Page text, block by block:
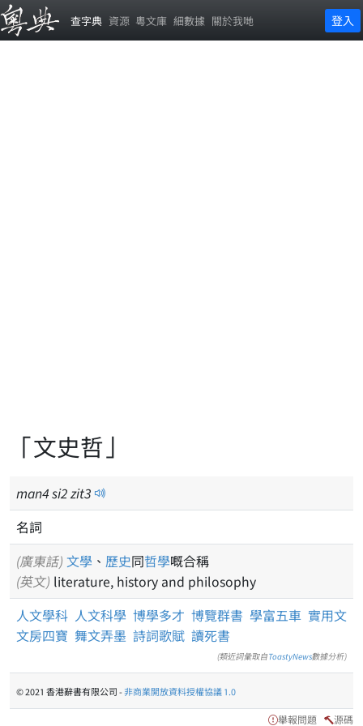
查字典 資源 粵文庫 細數據 關於我哋 登入
「文史哲」
man4si2zit3
名詞
(廣東話) 文學 、 歷史同哲學嘅合稱
(英文) literature, history and philosophy
人文學科 人文科學 博學多才 博覽群書 學富五車 實用文
文房四寶 舞文弄墨 詩詞歌賦 讀死書
(類近詞彙取自ToastyNews數據分析)
© 2021 香港辭書有限公司 -非商業開放資料授權協議 1.0
舉報問題 源碼